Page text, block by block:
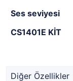
Ses seviyesi
CS1401E KİT
Diğer Özellikler